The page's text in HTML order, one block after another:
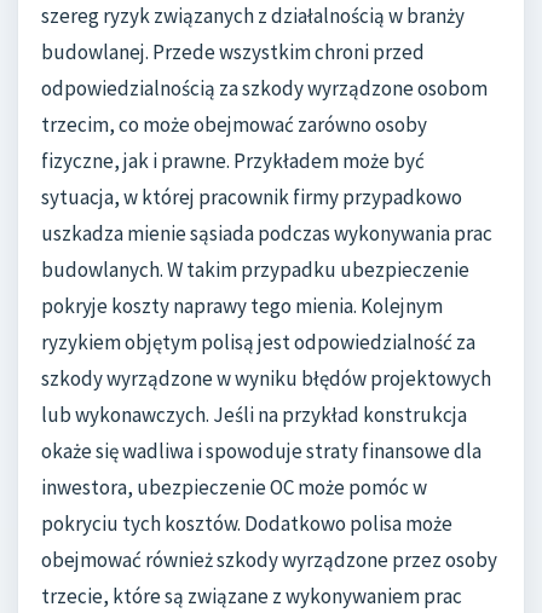
szereg ryzyk związanych z działalnością w branży
budowlanej. Przede wszystkim chroni przed
odpowiedzialnością za szkody wyrządzone osobom
trzecim, co może obejmować zarówno osoby
fizyczne, jak i prawne. Przykładem może być
sytuacja, w której pracownik firmy przypadkowo
uszkadza mienie sąsiada podczas wykonywania prac
budowlanych. W takim przypadku ubezpieczenie
pokryje koszty naprawy tego mienia. Kolejnym
ryzykiem objętym polisą jest odpowiedzialność za
szkody wyrządzone w wyniku błędów projektowych
lub wykonawczych. Jeśli na przykład konstrukcja
okaże się wadliwa i spowoduje straty finansowe dla
inwestora, ubezpieczenie OC może pomóc w
pokryciu tych kosztów. Dodatkowo polisa może
obejmować również szkody wyrządzone przez osoby
trzecie, które są związane z wykonywaniem prac